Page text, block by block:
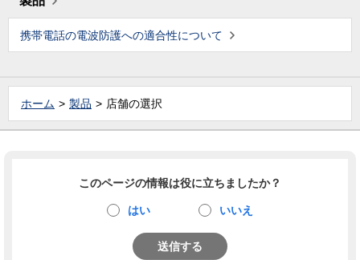
携帯電話の電波防護への適合性について
ホーム 製品 店舗の選択
このページの情報は役に立ちましたか？
はい いいえ
送信する